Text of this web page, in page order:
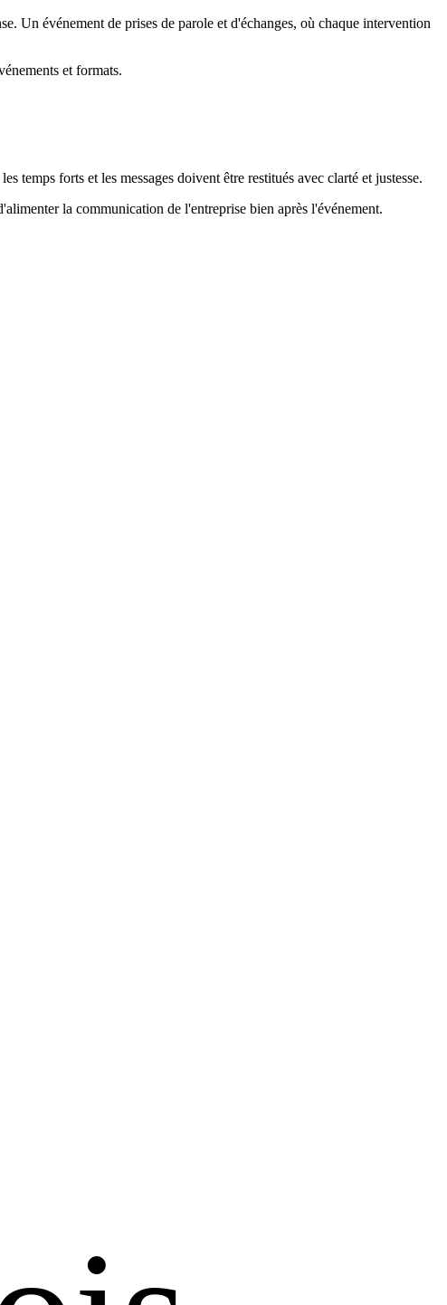
Un événement de prises de parole et d'échanges, où chaque intervention
et formats.
temps forts et les messages doivent être restitués avec clarté et justesse.
la communication de l'entreprise bien après l'événement.